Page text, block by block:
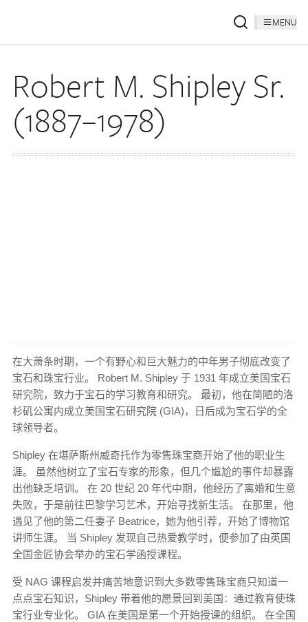
MENU
Robert M. Shipley Sr.
(1887–1978)
在大萧条时期，一个有野心和巨大魅力的中年男子彻底改变了
宝石和珠宝行业。 Robert M. Shipley 于 1931 年成立美国宝石
研究院，致力于宝石的学习教育和研究。 最初，他在简陋的洛
杉矶公寓内成立美国宝石研究院 (GIA)，日后成为宝石学的全
球领导者。
Shipley 在堪萨斯州威奇托作为零售珠宝商开始了他的职业生
涯。 虽然他树立了宝石专家的形象，但几个尴尬的事件却暴露
出他缺乏培训。 在 20 世纪 20 年代中期，他经历了离婚和生意
失败，于是前往巴黎学习艺术，开始寻找新生活。 在那里，他
遇见了他的第二任妻子 Beatrice，她为他引荐，开始了博物馆
讲师生涯​​。 当 Shipley 发现自己热爱教学时，便参加了由英国
全国金匠协会举办的宝石学函授课程。
受 NAG 课程启发并痛苦地意识到大多数零售珠宝商只知道一
点点宝石知识，Shipley 带着他的愿景回到美国：通过教育使珠
宝行业专业化。 GIA 在美国是第一个开始授课的组织。 在全国